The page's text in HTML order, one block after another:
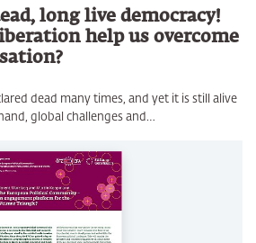
long live democracy!
help us overcome
dead many times, and yet it is still alive
global challenges and…